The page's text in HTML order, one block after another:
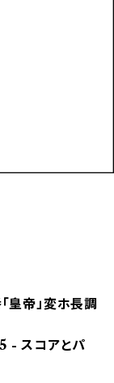
皇帝」変ホ長調
スコアとパ